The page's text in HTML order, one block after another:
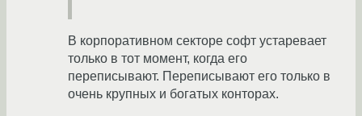
В корпоративном секторе софт устаревает
только в тот момент, когда его
переписывают. Переписывают его только в
очень крупных и богатых конторах.